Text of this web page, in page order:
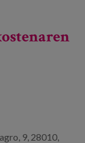
9, 28010,